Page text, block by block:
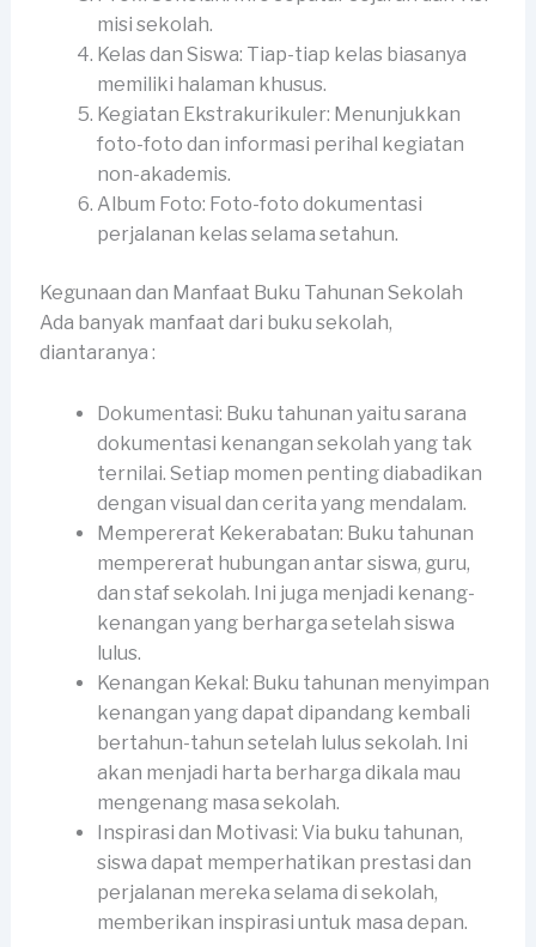
misi sekolah.
Kelas dan Siswa: Tiap-tiap kelas biasanya
memiliki halaman khusus.
Kegiatan Ekstrakurikuler: Menunjukkan
foto-foto dan informasi perihal kegiatan
non-akademis.
Album Foto: Foto-foto dokumentasi
perjalanan kelas selama setahun.
Kegunaan dan Manfaat Buku Tahunan Sekolah
Ada banyak manfaat dari buku sekolah,
diantaranya :
Dokumentasi: Buku tahunan yaitu sarana
dokumentasi kenangan sekolah yang tak
ternilai. Setiap momen penting diabadikan
dengan visual dan cerita yang mendalam.
Mempererat Kekerabatan: Buku tahunan
mempererat hubungan antar siswa, guru,
dan staf sekolah. Ini juga menjadi kenang-
kenangan yang berharga setelah siswa
lulus.
Kenangan Kekal: Buku tahunan menyimpan
kenangan yang dapat dipandang kembali
bertahun-tahun setelah lulus sekolah. Ini
akan menjadi harta berharga dikala mau
mengenang masa sekolah.
Inspirasi dan Motivasi: Via buku tahunan,
siswa dapat memperhatikan prestasi dan
perjalanan mereka selama di sekolah,
memberikan inspirasi untuk masa depan.